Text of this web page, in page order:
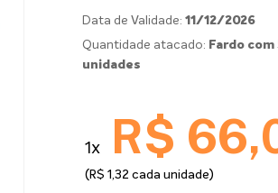
Data de Validade:11/12/2026
Quantidade atacado: Fardo com
unidades
1x R$
(R$ 1,32 cada unidade)